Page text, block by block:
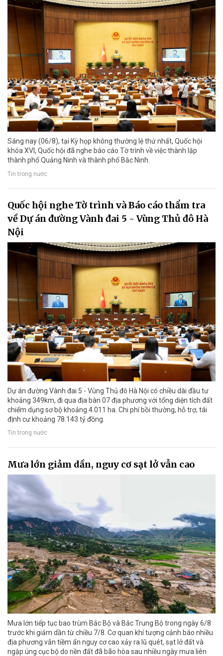
Sáng nay (06/8), tại Kỳ họp không thường lệ thứ nhất, Quốc hội
khóa XVI, Quốc hội đã nghe báo cáo Tờ trình về việc thành lập
thành phố Quảng Ninh và thành phố Bắc Ninh.
Tin trong nước
Quốc hội nghe Tờ trình và Báo cáo thẩm tra
về Dự án đường Vành đai 5 - Vùng Thủ đô Hà
Nội
Dự án đường Vành đai 5 - Vùng Thủ đô Hà Nội có chiều dài đầu tư
khoảng 349km, đi qua địa bàn 07 địa phương với tổng diện tích đất
chiếm dụng sơ bộ khoảng 4.011 ha. Chi phí bồi thường, hỗ trợ, tái
định cư khoảng 78.143 tỷ đồng.
Tin trong nước
Mưa lớn giảm dần, nguy cơ sạt lở vẫn cao
Mưa lớn tiếp tục bao trùm Bắc Bộ và Bắc Trung Bộ trong ngày 6/8
trước khi giảm dần từ chiều 7/8. Cơ quan khí tượng cảnh báo nhiều
địa phương vẫn tiềm ẩn nguy cơ cao xảy ra lũ quét, sạt lở đất và
ngập úng cục bộ do nền đất đã bão hòa sau nhiều ngày mưa liên